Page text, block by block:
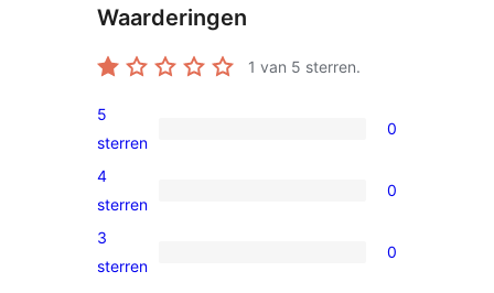
Waarderingen
1 van 5 sterren.
0
5
sterren
5
sterren
0
0
4
sterren
4
sterren
0
0
3
sterren
0